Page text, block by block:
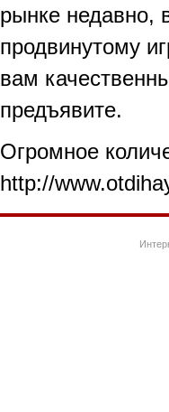
рынке недавно,
продвинутому
вам
предъявите.
Огромное
http://